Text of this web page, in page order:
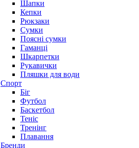
Шапки
Кепки
Рюкзаки
Сумки
Поясні сумки
Гаманці
Шкарпетки
Рукавички
Пляшки для води
Спорт
Біг
Футбол
Баскетбол
Теніс
Тренінг
Плавання
Бренди